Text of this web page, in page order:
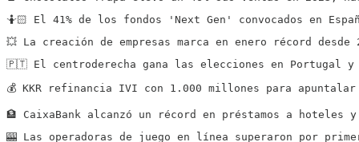
🤷🏻 El 41% de los fondos 'Next Gen' convocados en
💥 La creación de empresas marca en enero récord desde
🇵🇹 El centroderecha gana las elecciones en Portugal y
💰 KKR refinancia IVI con 1.000 millones para
🏦 CaixaBank alcanzó un récord en préstamos a
🎰 Las operadoras de juego en línea superaron por